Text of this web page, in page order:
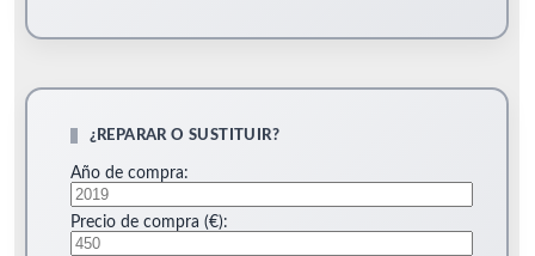
¿REPARAR O SUSTITUIR?
Año de compra:
Precio de compra (€):